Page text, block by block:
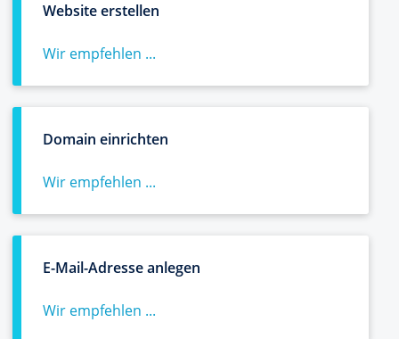
Website erstellen
Wir empfehlen ...
Domain einrichten
Wir empfehlen ...
E-Mail-Adresse anlegen
Wir empfehlen ...